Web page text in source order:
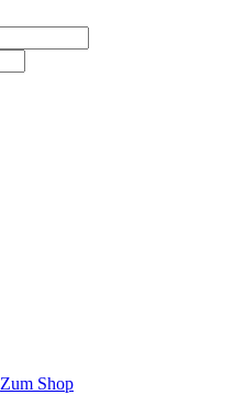
Zum Shop